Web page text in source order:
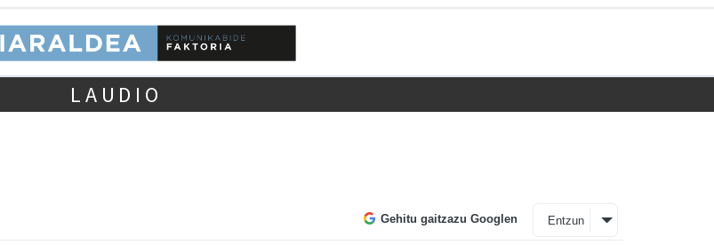
LAUDIO
Gehitu gaitzazu Googlen Entzun